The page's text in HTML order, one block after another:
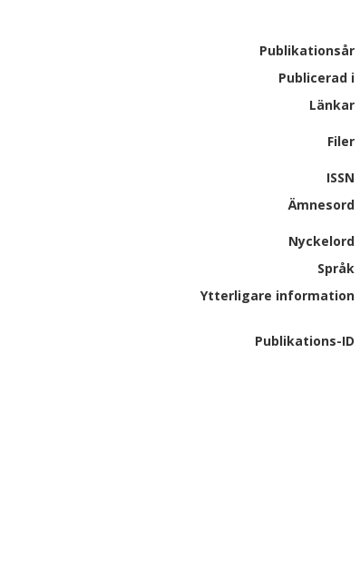
Publikationsår
Publicerad i
Länkar
Filer
ISSN
Ämnesord
Nyckelord
Språk
Ytterligare information
Publikations-ID